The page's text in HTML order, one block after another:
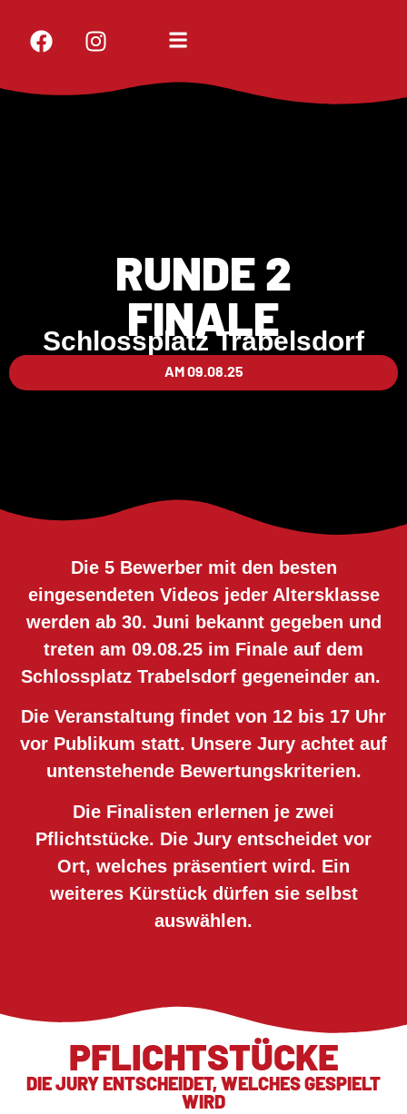
RUNDE 2
FINALE
Schlossplatz Trabelsdorf
AM 09.08.25
Die 5 Bewerber mit den besten
eingesendeten Videos jeder Altersklasse
werden ab 30. Juni bekannt gegeben und
treten am 09.08.25 im Finale auf dem
Schlossplatz Trabelsdorf gegeneinder an.
Die Veranstaltung findet von 12 bis 17 Uhr
vor Publikum statt. Unsere Jury achtet auf
untenstehende Bewertungskriterien.
Die Finalisten erlernen je zwei
Pflichtstücke. Die Jury entscheidet vor
Ort, welches präsentiert wird. Ein
weiteres Kürstück dürfen sie selbst
auswählen.
PFLICHTSTÜCKE
DIE JURY ENTSCHEIDET, WELCHES GESPIELT
WIRD